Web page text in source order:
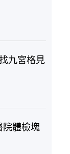
九宮格見
院體檢塊